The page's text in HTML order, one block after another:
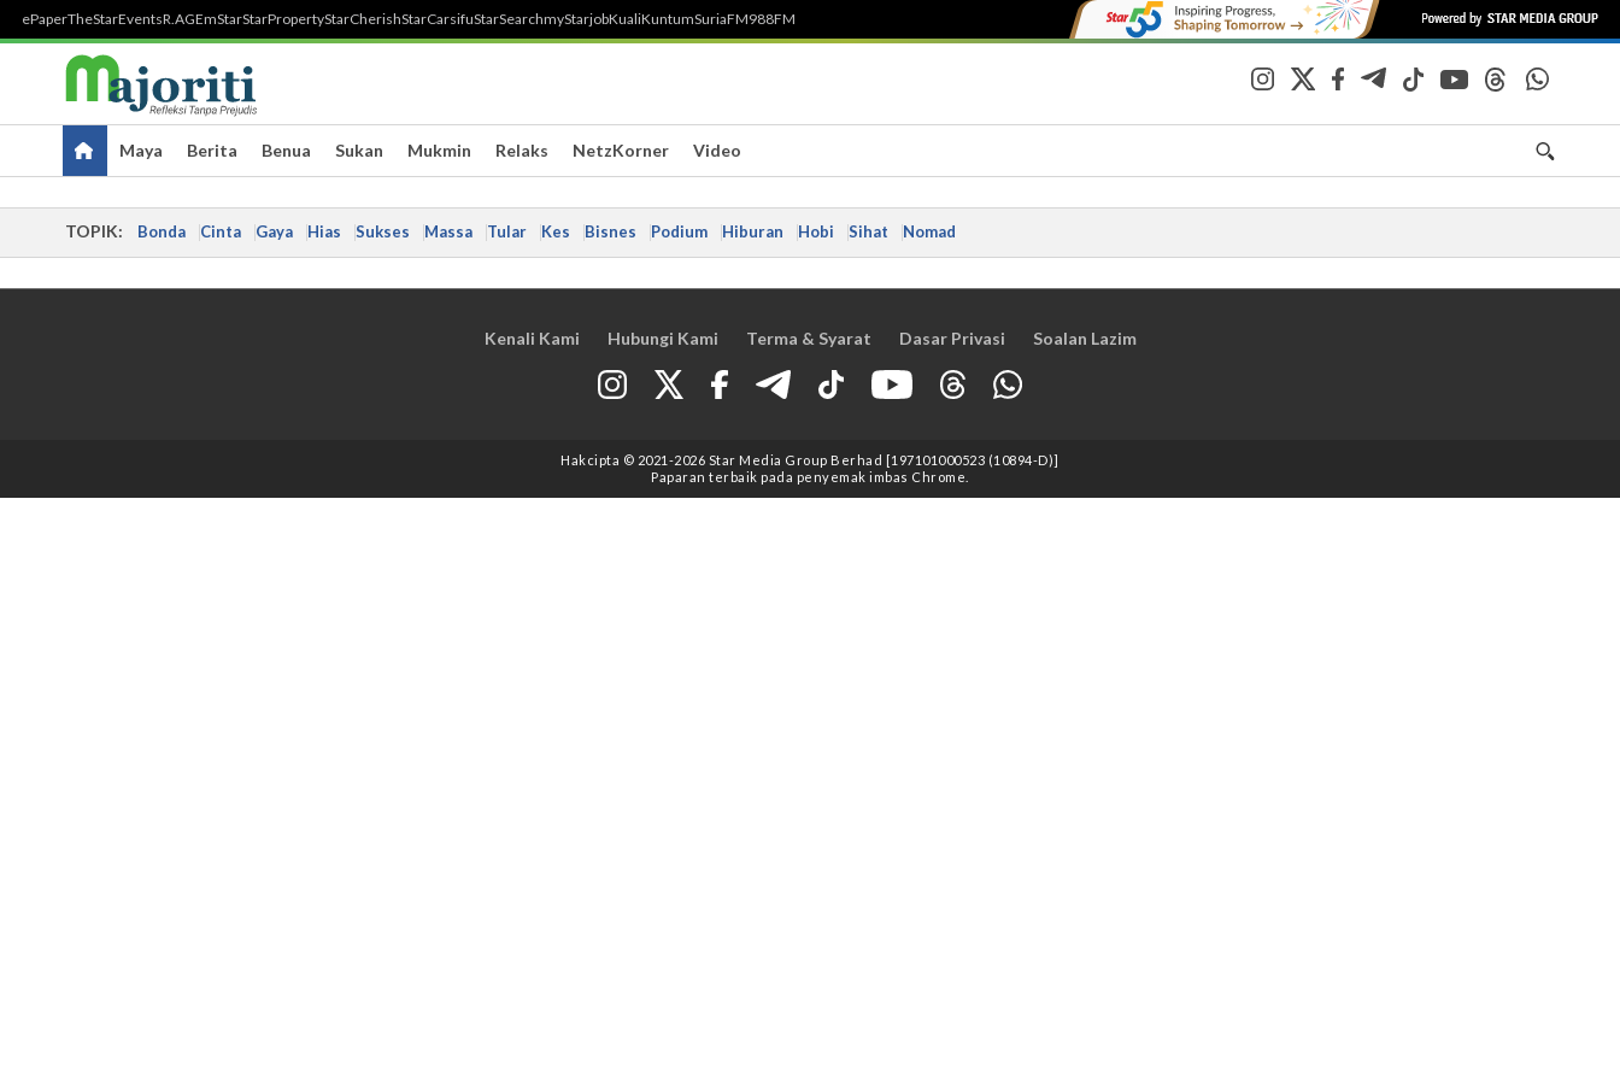
ePaperTheStarEventsR.AGEmStarStarPropertyStarCherishStarCarsifuStarSearchmyStarjobKualiKuntumSuriaFM988FM
Maya Berita Benua Sukan Mukmin Relaks NetzKorner Video
TOPIK: Bonda Cinta Gaya Hias Sukses Massa Tular Kes Bisnes Podium Hiburan Hobi Sihat Nomad
Kenali Kami Hubungi Kami Terma & Syarat Dasar Privasi Soalan Lazim
Hakcipta © 2021 -2026 Star Media Group Berhad [197101000523 (10894-D)]
Paparan terbaik pada penyemak imbas Chrome.